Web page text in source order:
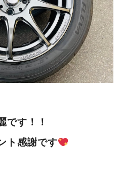
です！！
ト感謝です